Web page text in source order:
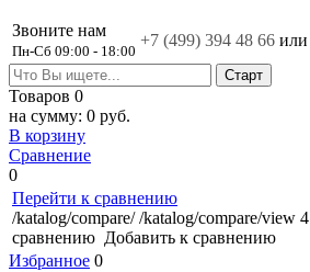
Звоните нам
Пн-Сб 09:00 - 18:00
+7 (499) 394 48 66 или
Товаров 0
на сумму: 0 руб.
В корзину
Сравнение
0
Перейти к сравнению
/katalog/compare/ /katalog/compare/view 4
сравнению Добавить к сравнению
Избранное 0